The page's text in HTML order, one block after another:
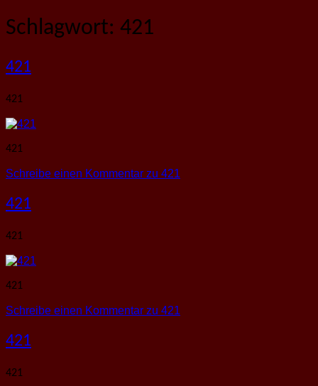
Schlagwort: 421
421
421
421
Schreibe einen Kommentar zu 421
421
421
421
Schreibe einen Kommentar zu 421
421
421